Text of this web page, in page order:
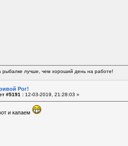
рыбалке лучше, чем хороший день на работе!
Рог!
#5191 : 12-03-2019, 21:28:03 »
и капаем